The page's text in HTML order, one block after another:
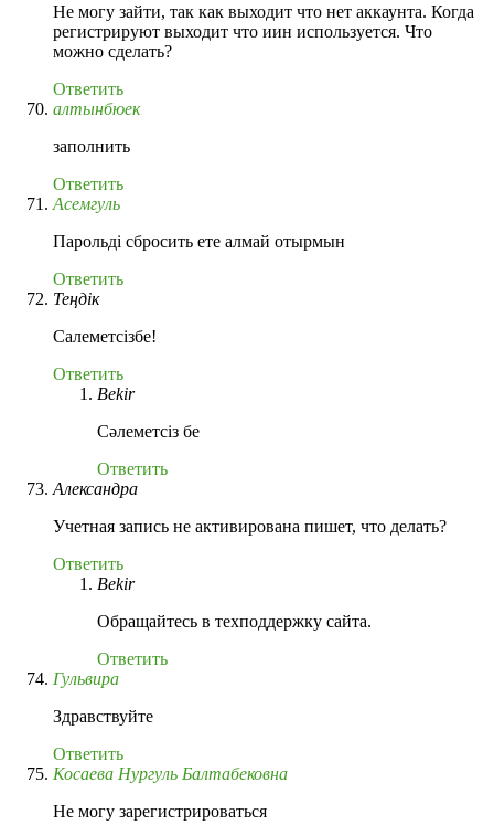
Не могу зайти, так как выходит что нет аккаунта. Когда
регистрируют выходит что иин используется. Что
можно сделать?
Ответить
алтынбюек
заполнить
Ответить
Асемгуль
Парольді сбросить ете алмай отырмын
Ответить
Теңдік
Салеметсізбе!
Ответить
Bekir
Сәлеметсіз бе
Ответить
Александра
Учетная запись не активирована пишет, что делать?
Ответить
Bekir
Обращайтесь в техподдержку сайта.
Ответить
Гульвира
Здравствуйте
Ответить
Косаева Нургуль Балтабековна
Не могу зарегистрироваться